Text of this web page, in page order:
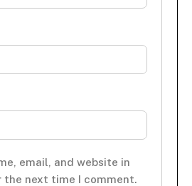
email, and website in
the next time I comment.